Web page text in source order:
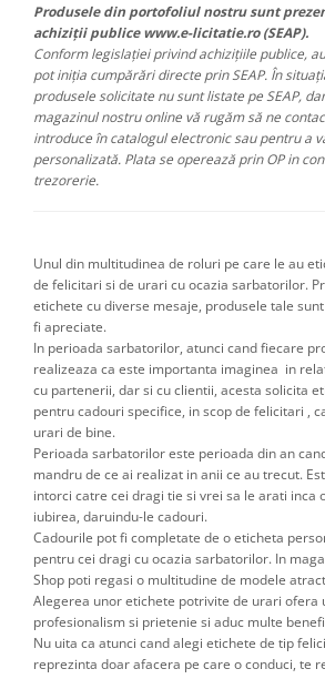
Produsele din portofoliul nostru sunt
achiziții publice www.e-licitatie.ro (SEAP).
Conform legislației privind achizițiile publice,
pot iniția cumpărări directe prin SEAP. În
produsele solicitate nu sunt listate pe SEAP,
magazinul nostru online vă rugăm să ne
introduce în catalogul electronic sau pentru a
personalizată. Plata se operează prin OP in
trezorerie.
Unul din multitudinea de roluri pe care le au
de felicitari si de urari cu ocazia sarbatorilor.
etichete cu diverse mesaje, produsele tale
fi apreciate.
In perioada sarbatorilor, atunci cand fiecare
realizeaza ca este importanta imaginea in
cu partenerii, dar si cu clientii, acesta solicita
pentru cadouri specifice, in scop de felicitari ,
urari de bine.
Perioada sarbatorilor este perioada din an
mandru de ce ai realizat in anii ce au trecut.
intorci catre cei dragi tie si vrei sa le arati inca
iubirea, daruindu-le cadouri.
Cadourile pot fi completate de o eticheta
pentru cei dragi cu ocazia sarbatorilor. In
Shop poti regasi o multitudine de modele
Alegerea unor etichete potrivite de urari ofera
profesionalism si prietenie si aduc multe
Nu uita ca atunci cand alegi etichete de tip
reprezinta doar afacera pe care o conduci, te